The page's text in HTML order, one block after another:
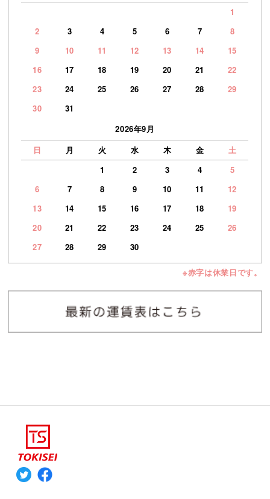
1
2
3 4 5 6 7
8
9
10 11 12 13 14
15
16
17 18 19 20 21
22
23
24 25 26 27 28
29
30
31
2026年9月
日
月 火 水 木 金
土
1
2 3 4
5
6
7 8 9 10 11
12
13
14 15 16 17 18
19
20
21 22 23 24 25
26
27
28 29 30
※赤字は休業日です。